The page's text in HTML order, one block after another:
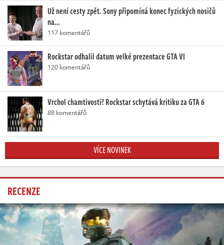
Už není cesty zpět. Sony připomíná konec fyzických nosičů
na…
117 komentářů
Rockstar odhalil datum velké prezentace GTA VI
120 komentářů
Vrchol chamtivosti? Rockstar schytává kritiku za GTA 6
88 komentářů
VÍCE NOVINEK
RECENZE